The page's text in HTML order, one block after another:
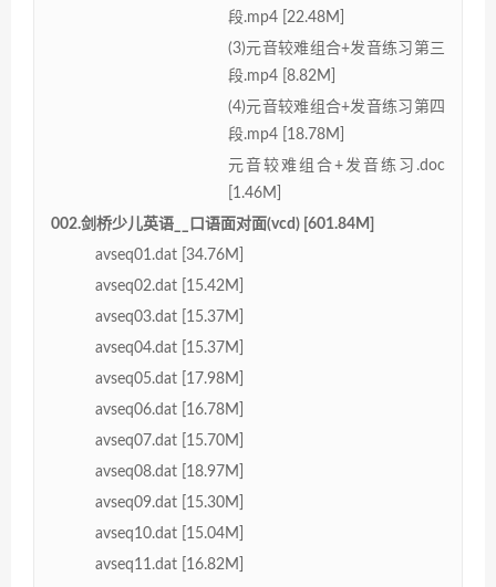
段.mp4 [22.48M]
(3)元音较难组合+发音练习第三
段.mp4 [8.82M]
(4)元音较难组合+发音练习第四
段.mp4 [18.78M]
元音较难组合+发音练习.doc
[1.46M]
002.剑桥少儿英语__口语面对面(vcd) [601.84M]
avseq01.dat [34.76M]
avseq02.dat [15.42M]
avseq03.dat [15.37M]
avseq04.dat [15.37M]
avseq05.dat [17.98M]
avseq06.dat [16.78M]
avseq07.dat [15.70M]
avseq08.dat [18.97M]
avseq09.dat [15.30M]
avseq10.dat [15.04M]
avseq11.dat [16.82M]